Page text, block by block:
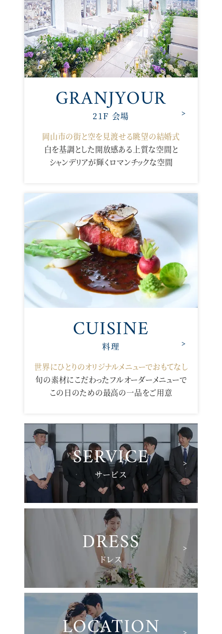
GRANJYOUR
21F 会場
岡山市の街と空を見渡せる眺望の結婚式
白を基調とした開放感ある上質な空間と
シャンデリアが輝くロマンチックな空間
CUISINE
料理
世界にひとりのオリジナルメニューでおもてなし
旬の素材にこだわったフルオーダーメニューで
この日のための最高の一品をご用意
SERVICE
サービス
DRESS
ドレス
LOCATION